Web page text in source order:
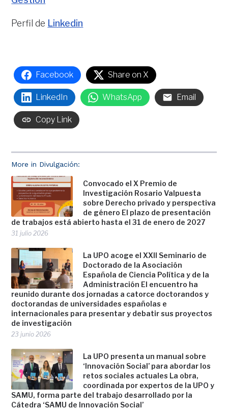
More in Divulgación:
Convocado el X Premio de
Investigación Rosario Valpuesta
sobre Derecho privado y perspectiva
de género El plazo de presentación
de trabajos está abierto hasta el 31 de enero de 2027
31 julio 2026
La UPO acoge el XXII Seminario de
Doctorado de la Asociación
Española de Ciencia Política y de la
Administración El encuentro ha
reunido durante dos jornadas a catorce doctorandos y
doctorandas de universidades españolas e
internacionales para presentar y debatir sus proyectos
de investigación
23 junio 2026
La UPO presenta un manual sobre
‘Innovación Social’ para abordar los
retos sociales actuales La obra,
coordinada por expertos de la UPO y
SAMU, forma parte del trabajo desarrollado por la
Cátedra ‘SAMU de Innovación Social’
Perfil de Linkedin
Facebook Share on X
LinkedIn WhatsApp Email
Copy Link